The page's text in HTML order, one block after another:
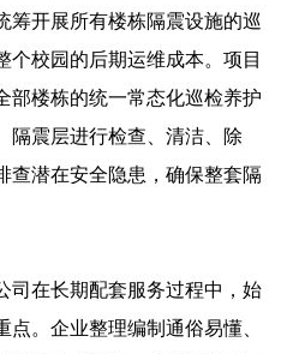
筹开展所有楼栋隔震设施的巡
个校园的后期运维成本。项目
部楼栋的统一常态化巡检养护
隔震层进行检查、清洁、除
查潜在安全隐患，确保整套隔
司在长期配套服务过程中，始
。企业整理编制通俗易懂、